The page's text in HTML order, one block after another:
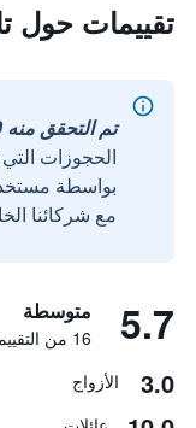
تقييمات حول
تم التحقق منه 100%
الحجوزات
مع شركائنا
5.7 متوسطة
16 من التقييمات تم التحقق منها
3.0 الأزواج